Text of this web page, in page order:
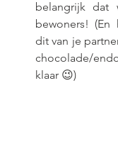
belangrijk dat
bewoners!
dit van je
chocolade/
klaar 😉)